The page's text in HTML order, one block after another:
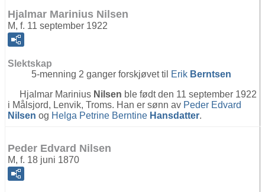
Hjalmar Marinius Nilsen
M, f. 11 september 1922
Slektskap
5-menning 2 ganger forskjøvet til
Erik Berntsen
Hjalmar Marinius Nilsen ble født den 11 september 1922
i Målsjord, Lenvik, Troms. Han er sønn av Peder Edvard
Nilsen og Helga Petrine Berntine Hansdatter.
Peder Edvard Nilsen
M, f. 18 juni 1870